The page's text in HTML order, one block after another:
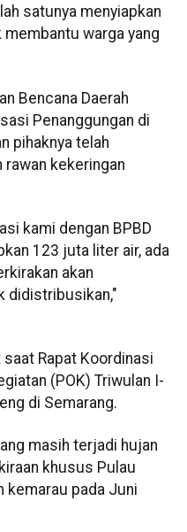
satunya menyiapkan
warga yang
Bencana Daerah
Penanggungan di
pihaknya telah
rawan kekeringan
kami dengan BPBD
123 juta liter air, ada
akan
didistribusikan,"
Rapat Koordinasi
(POK) Triwulan I-
di Semarang.
masih terjadi hujan
khusus Pulau
kemarau pada Juni